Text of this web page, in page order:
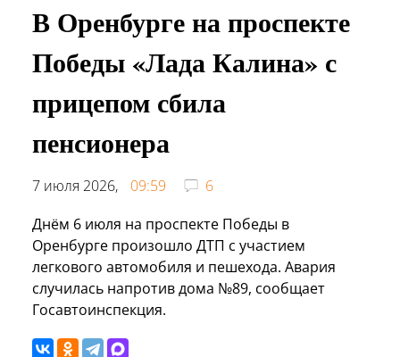
В Оренбурге на проспекте
Победы «Лада Калина» с
прицепом сбила
пенсионера
7 июля 2026, 09:59
6
Днём 6 июля на проспекте Победы в
Оренбурге произошло ДТП с участием
легкового автомобиля и пешехода. Авария
случилась напротив дома №89, сообщает
Госавтоинспекция.